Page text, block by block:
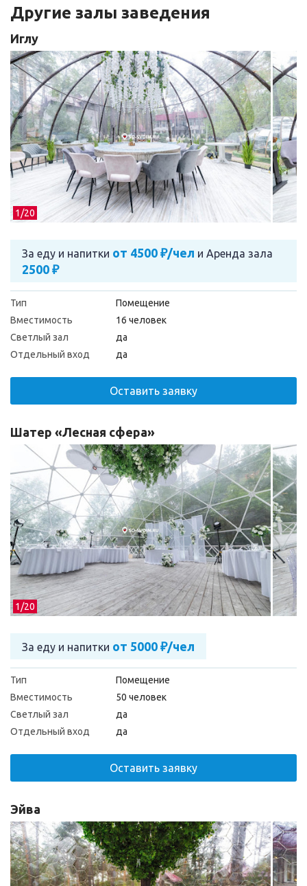
Другие залы заведения
1/20
Иглу
За еду и напитки от 4500 ₽/чел и Аренда зала
2500 ₽
Тип
Помещение
Вместимость
16 человек
Светлый зал
да
Отдельный вход
да
Оставить заявку
1/20
Шатер «Лесная сфера»
За еду и напитки от 5000 ₽/чел
Тип
Помещение
Вместимость
50 человек
Светлый зал
да
Отдельный вход
да
Оставить заявку
Эйва